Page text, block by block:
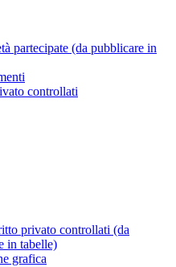
partecipate (da pubblicare in
controllati
privato controllati (da
in tabelle)
grafica